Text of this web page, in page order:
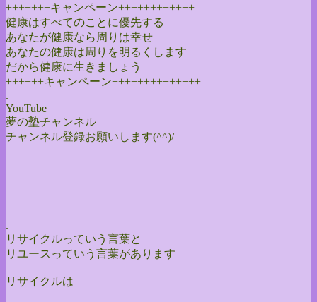
+++++++キャンペーン++++++++++++
健康はすべてのことに優先する
あなたが健康なら周りは幸せ
あなたの健康は周りを明るくします
だから健康に生きましょう
++++++キャンペーン++++++++++++++
.
YouTube
夢の塾チャンネル
チャンネル登録お願いします(^^)/
.
リサイクルっていう言葉と
リユースっていう言葉があります
リサイクルは